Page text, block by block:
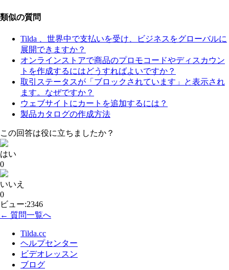
類似の質問
Tilda 、世界中で支払いを受け、ビジネスをグローバルに
展開できますか？
オンラインストアで商品のプロモコードやディスカウン
トを作成するにはどうすればよいですか？
取引ステータスが「ブロックされています」と表示され
ます。なぜですか？
ウェブサイトにカートを追加するには？
製品カタログの作成方法
この回答は役に立ちましたか？
はい
0
いいえ
0
ビュー:2346
← 質問一覧へ
Tilda.cc
ヘルプセンター
ビデオレッスン
ブログ